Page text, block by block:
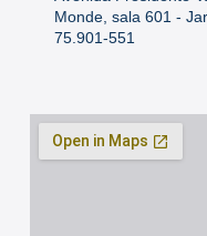
Monde, sala 601 -
75.901-551